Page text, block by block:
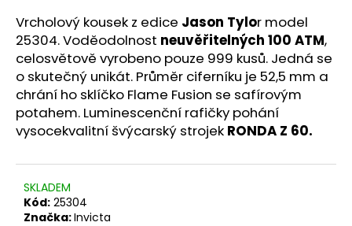
Vrcholový kousek z edice Jason Tylor model
25304. Voděodolnost neuvěřitelných 100 ATM,
celosvětově vyrobeno pouze 999 kusů. Jedná se
o skutečný unikát. Průměr ciferníku je 52,5 mm a
chrání ho sklíčko Flame Fusion se safírovým
potahem. Luminescenční rafičky pohání
vysocekvalitní švýcarský strojek RONDA Z 60.
SKLADEM
Kód: 25304
Značka:Invicta